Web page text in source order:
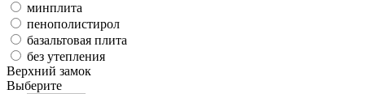
минплита
пенополистирол
базальтовая плита
без утепления
Верхний замок
Выберите